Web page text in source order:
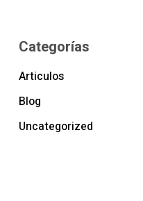
Categorías
Articulos
Blog
Uncategorized